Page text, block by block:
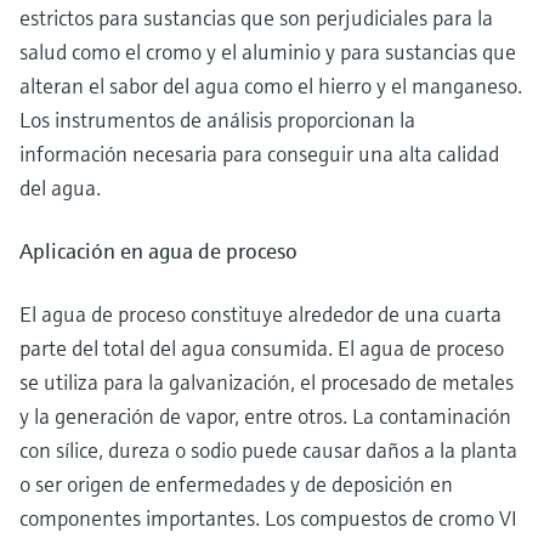
estrictos para sustancias que son perjudiciales para la
salud como el cromo y el aluminio y para sustancias que
alteran el sabor del agua como el hierro y el manganeso.
Los instrumentos de análisis proporcionan la
información necesaria para conseguir una alta calidad
del agua.
Aplicación en agua de proceso
El agua de proceso constituye alrededor de una cuarta
parte del total del agua consumida. El agua de proceso
se utiliza para la galvanización, el procesado de metales
y la generación de vapor, entre otros. La contaminación
con sílice, dureza o sodio puede causar daños a la planta
o ser origen de enfermedades y de deposición en
componentes importantes. Los compuestos de cromo VI